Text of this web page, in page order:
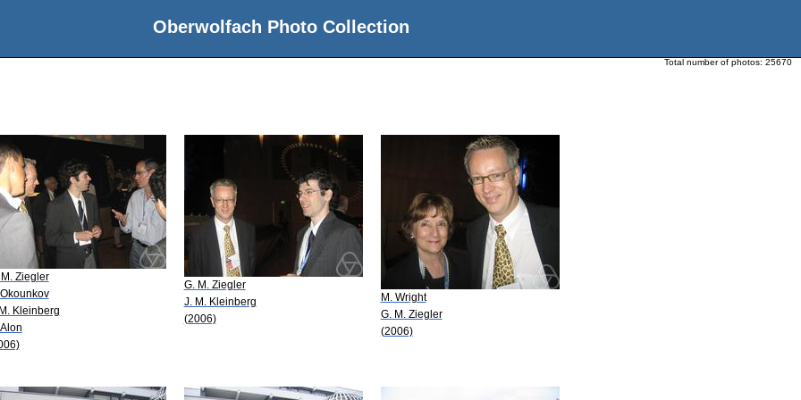
Oberwolfach Photo Collection
Total number of photos: 25670
Ziegler
Kleinberg
G. M. Ziegler
J. M. Kleinberg
(2006)
M. Wright
G. M. Ziegler
(2006)